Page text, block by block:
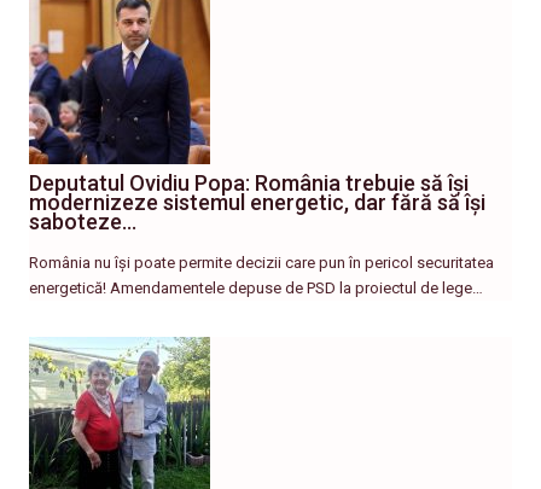
Deputatul Ovidiu Popa: România trebuie să își
modernizeze sistemul energetic, dar fără să își
saboteze…
România nu își poate permite decizii care pun în pericol securitatea
energetică! Amendamentele depuse de PSD la proiectul de lege…